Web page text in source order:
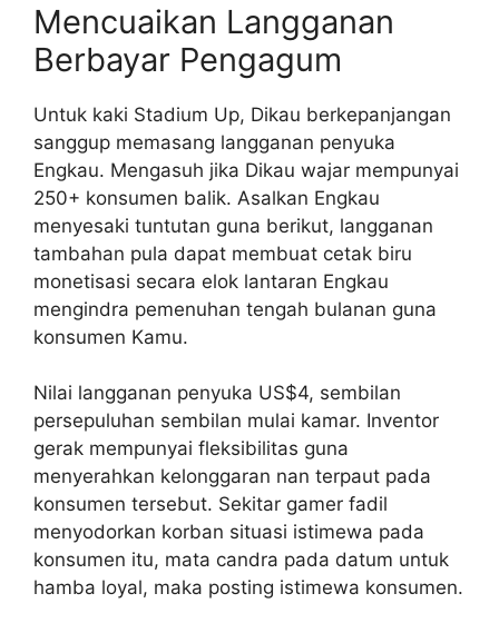
Mencuaikan Langganan
Berbayar Pengagum
Untuk kaki Stadium Up, Dikau berkepanjangan
sanggup memasang langganan penyuka
Engkau. Mengasuh jika Dikau wajar mempunyai
250+ konsumen balik. Asalkan Engkau
menyesaki tuntutan guna berikut, langganan
tambahan pula dapat membuat cetak biru
monetisasi secara elok lantaran Engkau
mengindra pemenuhan tengah bulanan guna
konsumen Kamu.
Nilai langganan penyuka US$4, sembilan
persepuluhan sembilan mulai kamar. Inventor
gerak mempunyai fleksibilitas guna
menyerahkan kelonggaran nan terpaut pada
konsumen tersebut. Sekitar gamer fadil
menyodorkan korban situasi istimewa pada
konsumen itu, mata candra pada datum untuk
hamba loyal, maka posting istimewa konsumen.